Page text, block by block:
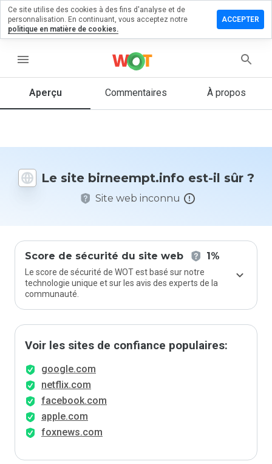
menu
Aperçu Commentaires À propos
Le site birneempt.info est-il sûr ?
Site web inconnu
Score de sécurité du site web 1%
Le score de sécurité de WOT est basé sur notre
technologie unique et sur les avis des experts de la
communauté.
Voir les sites de confiance populaires:
google.com
netflix.com
facebook.com
apple.com
foxnews.com
un
1 et 5
vous à ce
site ?
Ce site utilise des cookies à des fins d'analyse et de
personnalisation. En continuant, vous acceptez notre
politique en matière de cookies.
ACCEPTER